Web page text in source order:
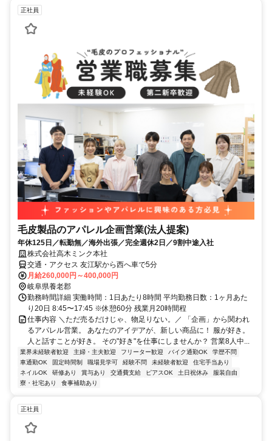
正社員
毛皮製品のアパレル企画営業(法人提案)
年休125日／転勤無／海外出張／完全週休2日／9割中途入社
株式会社高木ミンク本社
交通・アクセス 友江駅から西へ車で5分
月給260,000円～400,000円
岐阜県養老郡
勤務時間詳細 実働時間：1日あたり8時間 平均勤務日数：1ヶ月あた
り20日 8:45〜17:45 ※休憩60分 残業⽉20時間程
仕事内容 ＼ただ売るだけじゃ、物足りない。／ 「企画」から関われ
るアパレル営業。 あなたのアイデアが、新しい商品に！ 服が好き。
人と話すことが好き。 その"好き"を仕事にしませんか？ 営業8人中...
業界未経験者歓迎 主婦・主夫歓迎 フリーター歓迎 バイク通勤OK
学歴不問
車通勤OK
固定時間制 職場見学可 経験不問 未経験者歓迎
住宅手当あり
ネイルOK
研修あり 賞与あり 交通費支給 ピアスOK 土日祝休み
服装自由
寮・社宅あり
食事補助あり
正社員